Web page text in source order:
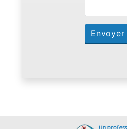
Envoyer